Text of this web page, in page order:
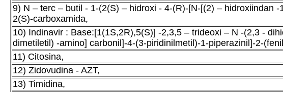
9) N – terc – butil - 1-(2(S) – hidroxi - 4-(R)-[N-[(2) – hidroxiindan
2(S)-carboxamida,
10) Indinavir : Base:[1(1S,2R),5(S)] -2,3,5 – trideoxi – N -(2,3 -
dimetiletil) -amino] carbonil]-4-(3-piridinilmetil)-1-piperazinil]-2-
11) Citosina,
12) Zidovudina - AZT,
13) Timidina,